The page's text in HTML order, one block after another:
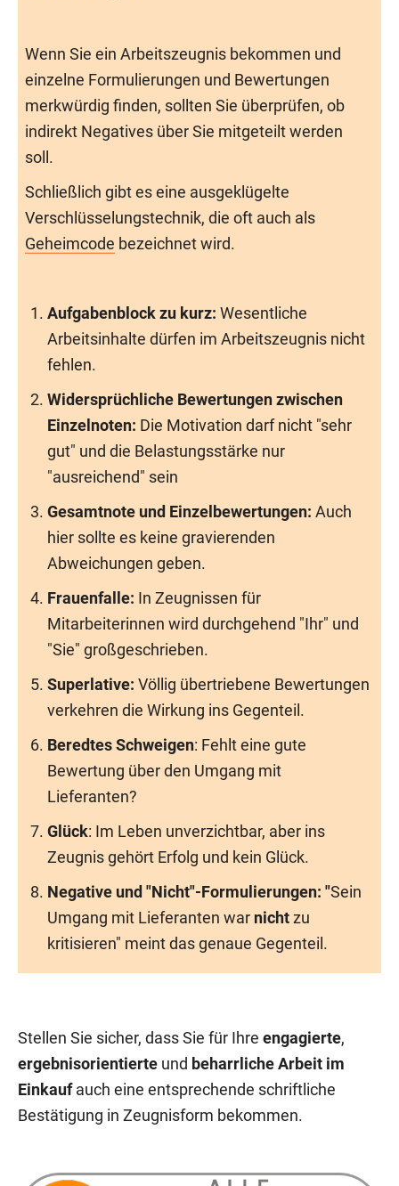
Wenn Sie ein Arbeitszeugnis bekommen und
einzelne Formulierungen und Bewertungen
merkwürdig finden, sollten Sie überprüfen, ob
indirekt Negatives über Sie mitgeteilt werden
soll.
Schließlich gibt es eine ausgeklügelte
Verschlüsselungstechnik, die oft auch als
Geheimcode bezeichnet wird.
Aufgabenblock zu kurz: Wesentliche
Arbeitsinhalte dürfen im Arbeitszeugnis nicht
fehlen.
Widersprüchliche Bewertungen zwischen
Einzelnoten: Die Motivation darf nicht "sehr
gut" und die Belastungsstärke nur
"ausreichend" sein
Gesamtnote und Einzelbewertungen: Auch
hier sollte es keine gravierenden
Abweichungen geben.
Frauenfalle: In Zeugnissen für
Mitarbeiterinnen wird durchgehend "Ihr" und
"Sie" großgeschrieben.
Superlative: Völlig übertriebene Bewertungen
verkehren die Wirkung ins Gegenteil.
Beredtes Schweigen: Fehlt eine gute
Bewertung über den Umgang mit
Lieferanten?
Glück: Im Leben unverzichtbar, aber ins
Zeugnis gehört Erfolg und kein Glück.
Negative und "Nicht"-Formulierungen: "Sein
Umgang mit Lieferanten war nicht zu
kritisieren" meint das genaue Gegenteil.
Stellen Sie sicher, dass Sie für Ihre engagierte,
ergebnisorientierte und beharrliche Arbeit im
Einkauf auch eine entsprechende schriftliche
Bestätigung in Zeugnisform bekommen.